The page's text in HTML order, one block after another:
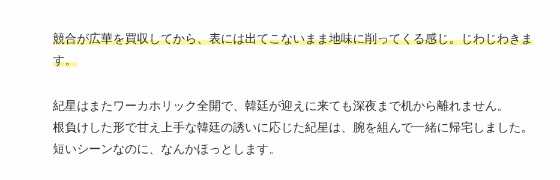
競合が広華を買収してから、表には出てこないまま地味に削ってくる感じ。じわじわきま
す。
紀星はまたワーカホリック全開で、韓廷が迎えに来ても深夜まで机から離れません。
根負けした形で甘え上手な韓廷の誘いに応じた紀星は、腕を組んで一緒に帰宅しました。
短いシーンなのに、なんかほっとします。